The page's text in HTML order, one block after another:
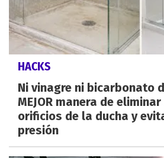
HACKS
Ni vinagre ni bicarbonato
MEJOR manera de
orificios de la ducha y
presión